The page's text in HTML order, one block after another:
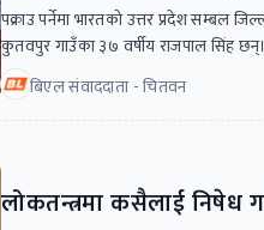
पक्राउ पर्नेमा भारतको उत्तर प्रदेश सम्बल
कुतवपुर गाउँका ३७ वर्षीय राजपाल सिंह
बिएल संवाददाता - चितवन
लोकतन्त्रमा कसैलाई निषेध